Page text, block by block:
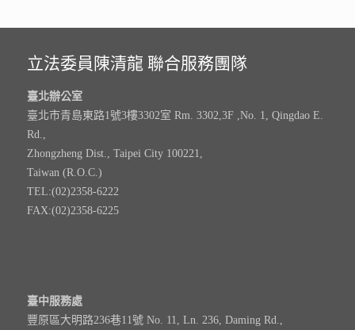
立法委員陳清龍 聯合服務團隊
臺北辦公室
臺北市青島東路1號3樓3302室 Rm. 3302,3F ,No. 1, Qingdao E.
Rd.,
Zhongzheng Dist., Taipei City 100221,
Taiwan (R.O.C.)
TEL:(02)2358-6222
FAX:(02)2358-6225
臺中服務處
豐原區大明路236巷11號 No. 11, Ln. 236, Daming Rd.,